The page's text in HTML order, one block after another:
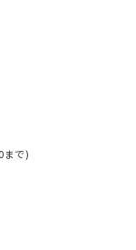
まで)